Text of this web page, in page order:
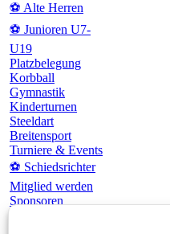
⚽ Alte Herren
⚽ Junioren U7-
U19
Platzbelegung
Korbball
Gymnastik
Kinderturnen
Steeldart
Breitensport
Turniere & Events
⚽ Schiedsrichter
Mitglied werden
Sponsoren